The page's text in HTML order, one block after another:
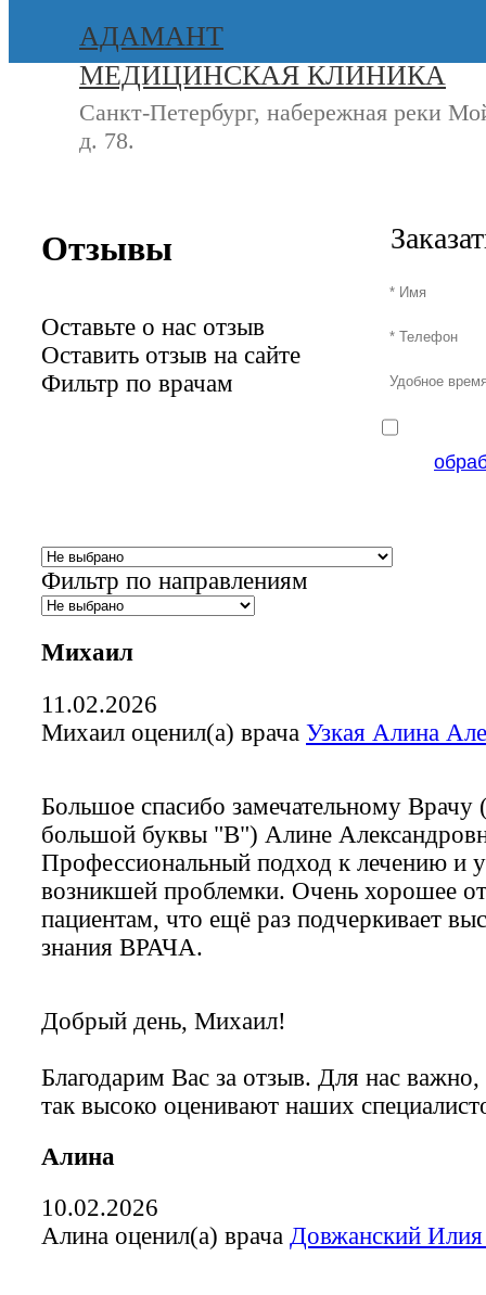
АДАМАНТ
МЕДИЦИНСКАЯ КЛИНИКА
Санкт-Петербург, набережная реки
д. 78.
Отзывы
Оставьте о нас отзыв
Оставить отзыв на сайте
Фильтр по врачам
Фильтр по направлениям
Михаил
11.02.2026
Михаил оценил(а) врача Узкая Алина
Большое спасибо замечательному Врачу
большой буквы "В") Алине
Профессиональный подход к лечению и
возникшей проблемки. Очень хорошее
пациентам, что ещё раз подчеркивает
знания ВРАЧА.
Добрый день, Михаил!
Благодарим Вас за отзыв. Для нас
так высоко оценивают наших
Алина
10.02.2026
Алина оценил(а) врача Довжанский Илия